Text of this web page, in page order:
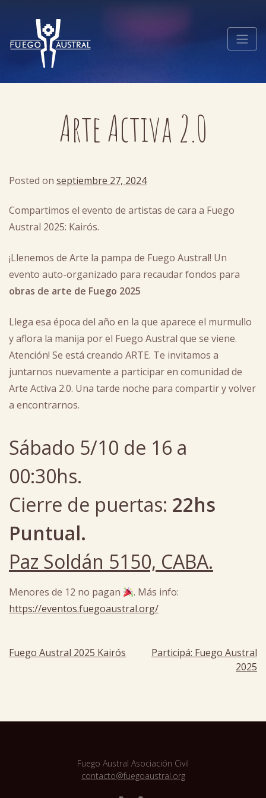
Arte Activa 2.0
Posted on septiembre 27, 2024by
Compartimos el evento de artistas de cara a Fuego
Austral 2025: Kairós.
¡Llenemos de Arte la pampa de Fuego Austral! Un
evento auto-organizado para recaudar fondos para
obras de arte de Fuego 2025
Llega esa época del año en la que aparece el murmullo
y aflora la manija por el Fuego Austral que se viene.
Atención! Se está creando ARTE. Te invitamos a
juntarnos nuevamente a participar en comunidad de
Arte Activa 2.0. Una tarde noche para compartir y volver
a encontrarnos.
Sábado 5/10 de 16 a
00:30hs.
Cierre de puertas: 22hs
Puntual.
Paz Soldán 5150, CABA.
Menores de 12 no pagan
. Más info:
https://eventos.fuegoaustral.org/
in
Navegación
entradas
Fuego Austral 2025 Kairós
Participá: Fuego Austral
2025
Fuego Austral Asociación Civil
contacto@fuegoaustral.org